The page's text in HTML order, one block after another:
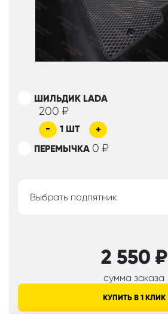
ШИЛЬДИК LADA
200 ₽
- 1 ШТ
+
ПЕРЕМЫЧКА 0 ₽
Выбрать подпятник
2 550 ₽
сумма заказа
КУПИТЬ В 1 КЛИК